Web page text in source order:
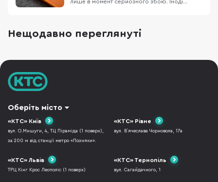
лише в момент серйозного збою. Іноді
некоректно працює або повернути системі
нормальну роботу. Apple прямо рекомендує
Нещодавно переглянуті
Оберіть місто
«КТС» Київ
вул. О.Мишуги, 4, ТЦ Піраміда (1 поверх),
за 200 м від станції метро «Позняки».
«КТС» Рівне
вул. В`ячеслава Чорновола, 17а
«КТС» Львів
ТРЦ Кінг Крос Леополіс (1 поверх)
«КТС» Тернопіль
вул. Сагайдачного, 1